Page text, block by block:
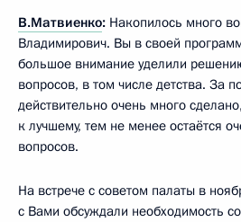
В.Матвиенко: Накопилось много
Владимирович. Вы в своей
большое внимание уделили
вопросов, в том числе детства. За
действительно очень много
к лучшему, тем не менее остаётся
вопросов.
На встрече с советом палаты в
с Вами обсуждали необходимость